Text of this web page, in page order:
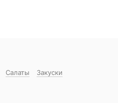
Салаты
Закуски